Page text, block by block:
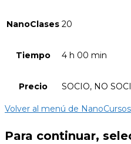
NanoClases 20
Tiempo 4 h 00 min
Precio SOCIO, NO
Volver al menú de NanoCursos
Para continuar,